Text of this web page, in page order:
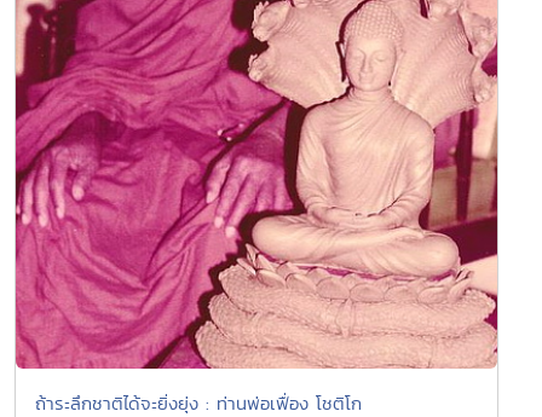
ถ้าระลึกชาติได้จะยิ่งยุ่ง : ท่านพ่อเฟื่อง โชติโก